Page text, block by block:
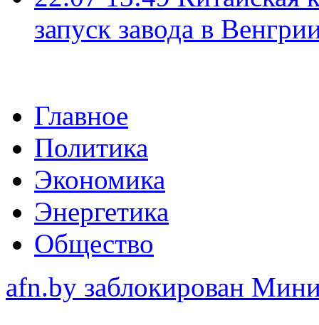
запуск завода в
Главное
Политика
Экономика
Энергетика
Общество
afn.by заблокирован